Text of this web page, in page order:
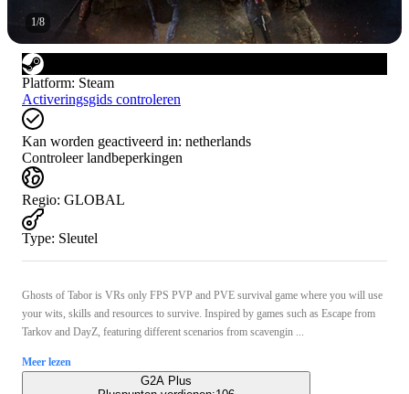
1/8
Platform: Steam
Activeringsgids controleren
Kan worden geactiveerd in: netherlands
Controleer landbeperkingen
Regio: GLOBAL
Type: Sleutel
Ghosts of Tabor is VRs only FPS PVP and PVE survival game where you will use
your wits, skills and resources to survive. Inspired by games such as Escape from
Tarkov and DayZ, featuring different scenarios from scavengin ...
Meer lezen
G2A Plus